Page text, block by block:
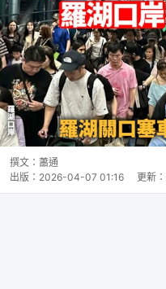
撰文： 蕭通
出版： 2026-04-07 01:16 更新：